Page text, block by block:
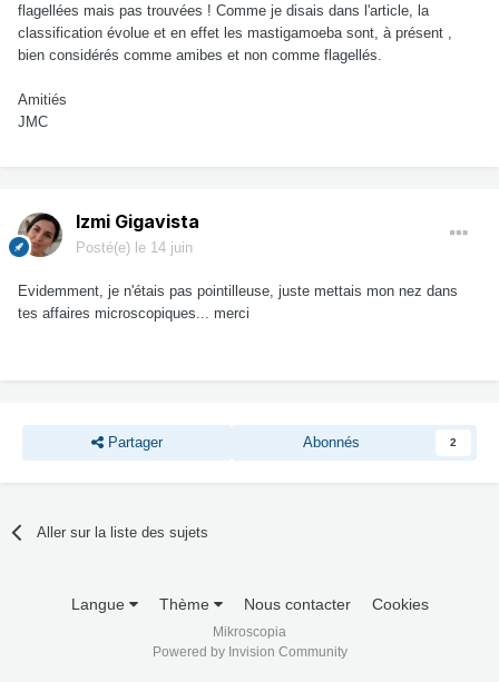
flagellées mais pas trouvées ! Comme je disais dans l'article, la
classification évolue et en effet les mastigamoeba sont, à présent ,
bien considérés comme amibes et non comme flagellés.
Amitiés
JMC
Izmi Gigavista
Posté(e) le 14 juin
Evidemment, je n'étais pas pointilleuse, juste mettais mon nez dans
tes affaires microscopiques... merci
Partager Abonnés 2
Aller sur la liste des sujets
Langue Thème Nous contacter Cookies
Mikroscopia
Powered by Invision Community